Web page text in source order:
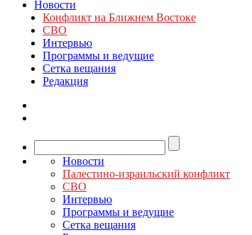
Новости
Конфликт на Ближнем Востоке
СВО
Интервью
Программы и ведущие
Сетка вещания
Редакция
Новости
Палестино-израильский конфликт
СВО
Интервью
Программы и ведущие
Сетка вещания